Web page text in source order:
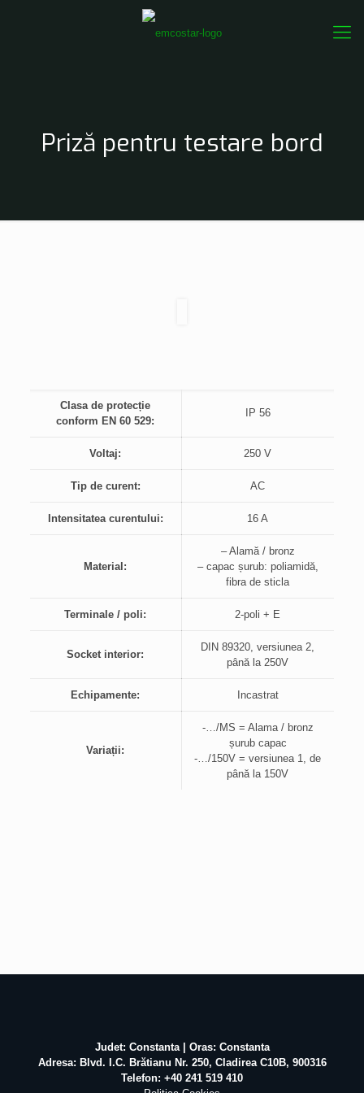
Priză pentru testare bord
Clasa de protecție
conform EN 60 529:
IP 56
Voltaj: 250 V
Tip de curent: AC
Intensitatea curentului: 16 A
Material:
– Alamă / bronz
– capac șurub: poliamidă,
fibra de sticla
Terminale / poli: 2-poli + E
Socket interior:
DIN 89320, versiunea 2,
până la 250V
Echipamente: Incastrat
Variații:
-…/MS = Alama / bronz
șurub capac
-…/150V = versiunea 1, de
până la 150V
Judet: Constanta | Oras: Constanta
Adresa: Blvd. I.C. Brătianu Nr. 250, Cladirea C10B, 900316
Telefon: +40 241 519 410